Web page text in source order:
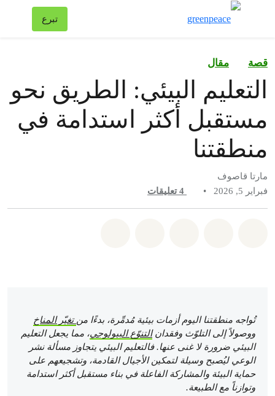
تبرع
قصة مقال
التعليم البيئي: الطريق نحو
مستقبل أكثر استدامة في
منطقتنا
مارتا قاصوف
فبراير 5, 2026
•
4 تعليقات
تُواجه منطقتنا اليوم أزمات بيئية مُدمِّرة، بدءًا منتغيّر المناخ
ووصولاً إلى التلوّث وفقدانالتنوّع البيولوجي، مما يجعل التعليم
البيئي ضرورة لا غنى عنها. فالتعليم البيئي يتجاوز مسألة نشر
الوعي ليُصبح وسيلة لتمكين الأجيال القادمة، وتشجيعهم على
حماية البيئة والمشاركة الفاعلة في بناء مستقبل أكثر استدامة
وتوازناً مع الطبيعة.